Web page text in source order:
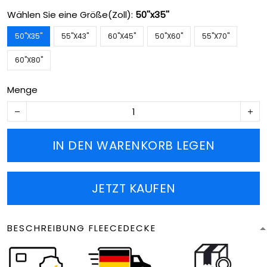
Wählen Sie eine Größe(Zoll): 50''x35''
50''X35'' 55''X43'' 60''X45'' 50''X60'' 55''X70''
60''X80''
Menge
IN DEN WARENKORB LEGEN
JETZT KAUFEN
BESCHREIBUNG FLEECEDECKE